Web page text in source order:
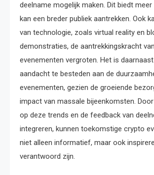
deelname mogelijk maken. Dit biedt
kan een breder publiek aantrekken. Ook
van technologie, zoals virtual reality en
demonstraties, de aantrekkingskracht
evenementen vergroten. Het is
aandacht te besteden aan de
evenementen, gezien de groeiende
impact van massale bijeenkomsten.
op deze trends en de feedback van
integreren, kunnen toekomstige crypto
niet alleen informatief, maar ook
verantwoord zijn.